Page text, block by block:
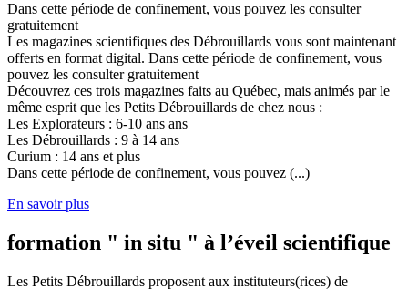
Dans cette période de confinement, vous pouvez les consulter
gratuitement
Les magazines scientifiques des Débrouillards vous sont maintenant
offerts en format digital. Dans cette période de confinement, vous
pouvez les consulter gratuitement
Découvrez ces trois magazines faits au Québec, mais animés par le
même esprit que les Petits Débrouillards de chez nous :
Les Explorateurs : 6-10 ans ans
Les Débrouillards : 9 à 14 ans
Curium : 14 ans et plus
Dans cette période de confinement, vous pouvez (...)
En savoir plus
formation " in situ " à l’éveil scientifique
Les Petits Débrouillards proposent aux instituteurs(rices) de